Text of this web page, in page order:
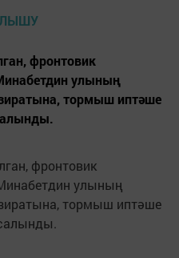
фронтовик
улының
тормыш иптәше
фронтовик
улының
тормыш иптәше